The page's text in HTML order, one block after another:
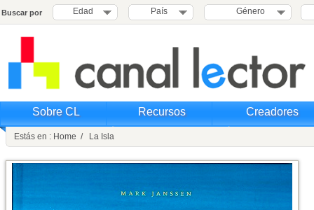
Buscar por Edad País Género
Sobre CL Recursos Creadores
Estás en : Home / La Isla